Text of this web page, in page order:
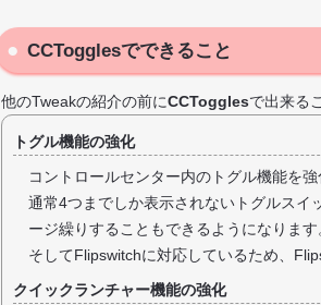
CCTogglesでできること
他のTweakの紹介の前にCCTogglesで出来る
トグル機能の強化
コントロールセンター内のトグル機能を強
通常4つまでしか表示されないトグルスイ
ージ繰りすることもできるようになります
そしてFlipswitchに対応しているため、
クイックランチャー機能の強化